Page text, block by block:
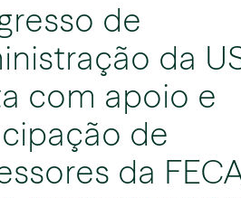
de
da
com apoio e
de
da